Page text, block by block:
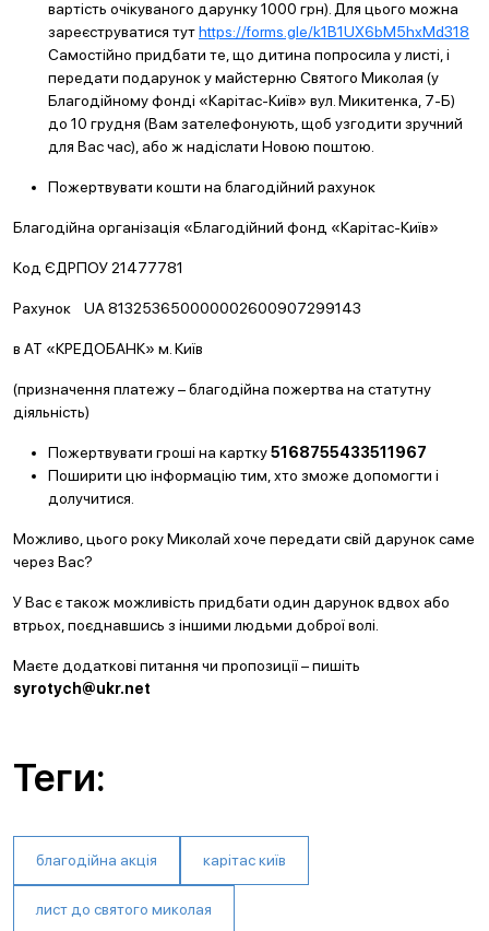
вартість очікуваного дарунку 1000 грн). Для цього можна
зареєструватися тутhttps://forms.gle/k1B1UX6bM5hxMd318
Самостійно придбати те, що дитина попросила у листі, і
передати подарунок у майстерню Святого Миколая (у
Благодійному фонді «Карітас-Київ» вул. Микитенка, 7-Б)
до 10 грудня (Вам зателефонують, щоб узгодити зручний
для Вас час), або ж надіслати Новою поштою.
Пожертвувати кошти на благодійний рахунок
Благодійна організація «Благодійний фонд «Карітас-Київ»
Код ЄДРПОУ 21477781
Рахунок UA 813253650000002600907299143
в АТ «КРЕДОБАНК» м. Київ
(призначення платежу – благодійна пожертва на статутну
діяльність)
Пожертвувати гроші на картку5168755433511967
Поширити цю інформацію тим, хто зможе допомогти і
долучитися.
Можливо, цього року Миколай хоче передати свій дарунок саме
через Вас?
У Вас є також можливість придбати один дарунок вдвох або
втрьох, поєднавшись з іншими людьми доброї волі.
Маєте додаткові питання чи пропозиції – пишіть
syrotych@ukr.net
Теги:
благодійна акція карітас київ
лист до святого миколая